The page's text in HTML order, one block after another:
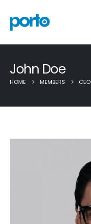
John Doe
HOME MEMBERS CEO